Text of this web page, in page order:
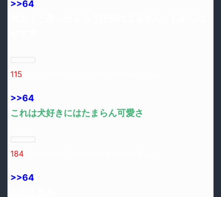
>>64
115
>>64
これは犬好きにはたまらん可愛さ
184
>>64